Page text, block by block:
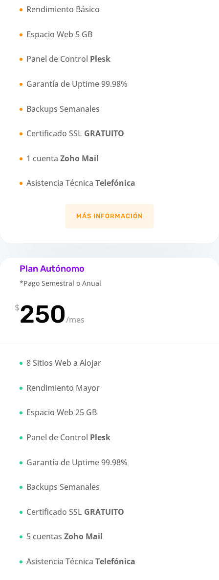
Rendimiento Básico
Espacio Web 5 GB
Panel de Control Plesk
Garantía de Uptime 99.98%
Backups Semanales
Certificado SSL GRATUITO
1 cuenta Zoho Mail
Asistencia Técnica Telefónica
MÁS INFORMACIÓN
Plan Autónomo
*Pago Semestral o Anual
$250/mes
8 Sitios Web a Alojar
Rendimiento Mayor
Espacio Web 25 GB
Panel de Control Plesk
Garantía de Uptime 99.98%
Backups Semanales
Certificado SSL GRATUITO
5 cuentas Zoho Mail
Asistencia Técnica Telefónica